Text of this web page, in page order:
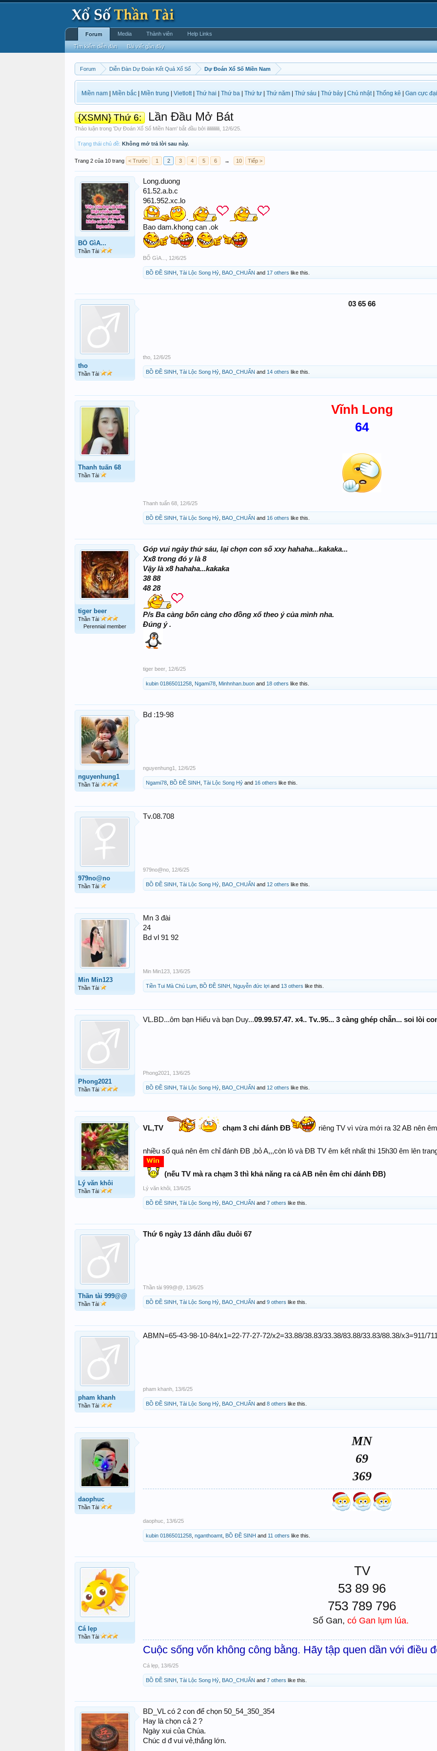
Forum Diễn Đàn Dự Đoán Kết Quả Xổ Số Dự Đoán Xổ Số Miền Nam
Miền nam Miền bắc Miền trung Vietlott| Thứ hai Thứ ba Thứ tư Thứ năm Thứ sáu Thứ bảy Chủ nhật| Thống kê Gan cực đại
{XSMN} Thứ 6: Lần Đầu Mở Bát
Thảo luận trong 'Dự Đoán Xổ Số Miền Nam' bắt đầu bởi ilililililili 12/6/25
Trạng thái chủ đề: Không mở trả lời sau này.
Trang 2 của 10 trang < Trước 1 2 3 4 5 6 → 10 Tiếp >
BỐ GìA...
Thần Tài
Long.duong
61.52.a.b.c
961.952.xc.lo
.
Bao dam.khong can .ok
.
BỐ GìA... 12/6/25
BỒ ĐỀ SINH Tài Lộc Song Hỷ BAO_CHUẨN and 17 others like this.
tho
Thần Tài
03 65 66
tho 12/6/25
BỒ ĐỀ SINH Tài Lộc Song Hỷ BAO_CHUẨN and 14 others like this.
Thanh tuấn 68
Thần Tài
Vĩnh Long
64
Thanh tuấn 68 12/6/25
BỒ ĐỀ SINH Tài Lộc Song Hỷ BAO_CHUẨN and 16 others like this.
tiger beer
Thần Tài
Perennial member
Góp vui ngày thứ sáu, lại chọn con số xxy hahaha...kakaka...
Xx8 trong đó y là 8
Vậy là x8 hahaha...kakaka
38 88
48 28
P/s Ba càng bốn càng cho đồng xổ theo ý của mình nha.
Đúng ý .
tiger beer 12/6/25
kubin 01865011258 Ngami78 Minhnhan.buon and 18 others like this.
nguyenhung1
Thần Tài
Bd :19-98
nguyenhung1 12/6/25
Ngami78 BỒ ĐỀ SINH Tài Lộc Song Hỷ and 16 others like this.
979no@no
Thần Tài
Tv.08.708
979no@no 12/6/25
BỒ ĐỀ SINH Tài Lộc Song Hỷ BAO_CHUẨN and 12 others like this.
Min Min123
Thần Tài
Mn 3 đài
24
Bd vl 91 92
Min Min123 13/6/25
Tiền Tui Mà Chú Lụm BỒ ĐỀ SINH Nguyễn đức lợi and 13 others like this.
Phong2021
Thần Tài
VL.BD...ôm bạn Hiếu và bạn Duy...09.99.57.47. x4.. Tv..95... 3 càng ghép chẵn... soi lòi
Phong2021 13/6/25
BỒ ĐỀ SINH Tài Lộc Song Hỷ BAO_CHUẨN and 12 others like this.
Lý văn khôi
Thần Tài
VL,TV chạm 3 chỉ đánh ĐB riêng TV vì vừa mới ra 32 AB nên
nhiều số quá nên êm chỉ đánh ĐB ,bỏ A,,,còn lô và ĐB TV êm kết nhất thì 15h30 êm lên
(nếu TV mà ra chạm 3 thì khả năng ra cả AB nên êm chỉ đánh ĐB)
Lý văn khôi 13/6/25
BỒ ĐỀ SINH Tài Lộc Song Hỷ BAO_CHUẨN and 7 others like this.
Thần tài 999@@
Thần Tài
Thứ 6 ngày 13 đánh đầu đuôi 67
Thần tài 999@@ 13/6/25
BỒ ĐỀ SINH Tài Lộc Song Hỷ BAO_CHUẨN and 9 others like this.
pham khanh
Thần Tài
ABMN=65-43-98-10-84/x1=22-77-27-72/x2=33.88/38.83/33.38/83.88/33.83/88.38/x3=911/
pham khanh 13/6/25
BỒ ĐỀ SINH Tài Lộc Song Hỷ BAO_CHUẨN and 8 others like this.
daophuc
Thần Tài
MN
69
369
daophuc 13/6/25
kubin 01865011258 nganthoamt BỒ ĐỀ SINH and 11 others like this.
Cá lẹp
Thần Tài
TV
53 89 96
753 789 796
Số Gan, có Gan lụm lúa.
Cuộc sống vốn không công bằng. Hãy tập quen dần với điều
Cá lẹp 13/6/25
BỒ ĐỀ SINH Tài Lộc Song Hỷ BAO_CHUẨN and 7 others like this.
BD_VL có 2 con để chọn 50_54_350_354
Hay là chọn cả 2 ?
Ngày xui của Chúa.
Chúc d đ vui vẻ,thắng lớn.
Forum
Tìm kiếm diễn đàn Bài viết gần đây
Media Thành viên Help Links